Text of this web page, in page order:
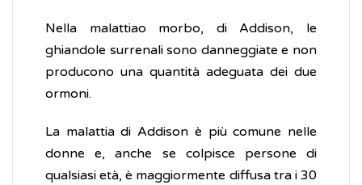
Nella malattiao morbo, di Addison, le
ghiandole surrenali sono danneggiate e non
producono una quantità adeguata dei due
ormoni.
La malattia di Addison è più comune nelle
donne e, anche se colpisce persone di
qualsiasi età, è maggiormente diffusa tra i 30